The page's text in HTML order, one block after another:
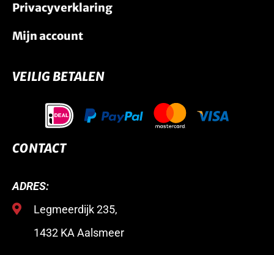
Privacyverklaring
Mijn account
VEILIG BETALEN
CONTACT
ADRES:
Legmeerdijk 235,
1432 KA Aalsmeer